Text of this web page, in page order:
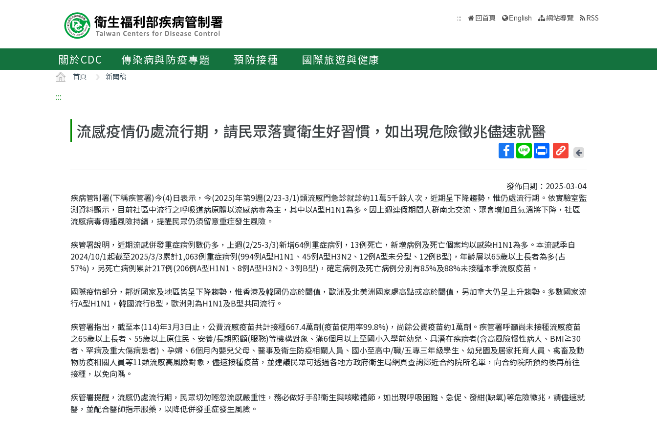
區
::: 回首頁 English 網站導覽 RSS
關於CDC 傳染病與防疫專題 預防接種 國際旅遊與健康
首頁 新聞稿
:::
流感疫情仍處流行期，請民眾落實衛生好習慣，如出現危險徵兆儘速就醫
短
網
址
回
上
頁
發佈日期：2025-03-04
疾病管制署(下稱疾管署)今(4)日表示，今(2025)年第9週(2/23-3/1)類流感門急診就診約11萬5千餘人次，近期呈下降趨勢，惟仍處流行期。依實驗室監
測資料顯示，目前社區中流行之呼吸道病原體以流感病毒為主，其中以A型H1N1為多。因上週連假期間人群南北交流、聚會增加且氣溫將下降，社區
流感病毒傳播風險持續，提醒民眾仍須留意重症發生風險。
疾管署說明，近期流感併發重症病例數仍多，上週(2/25-3/3)新增64例重症病例，13例死亡，新增病例及死亡個案均以感染H1N1為多。本流感季自
2024/10/1起截至2025/3/3累計1,063例重症病例(994例A型H1N1、45例A型H3N2、12例A型未分型、12例B型)，年齡層以65歲以上長者為多(占
57%)，另死亡病例累計217例(206例A型H1N1、8例A型H3N2、3例B型)，確定病例及死亡病例分別有85%及88%未接種本季流感疫苗。
國際疫情部分，鄰近國家及地區皆呈下降趨勢，惟香港及韓國仍高於閾值，歐洲及北美洲國家處高點或高於閾值，另加拿大仍呈上升趨勢。多數國家流
行A型H1N1，韓國流行B型，歐洲則為H1N1及B型共同流行。
疾管署指出，截至本(114)年3月3日止，公費流感疫苗共計接種667.4萬劑(疫苗使用率99.8%)，尚餘公費疫苗約1萬劑。疾管署呼籲尚未接種流感疫苗
之65歲以上長者、55歲以上原住民、安養/長期照顧(服務)等機構對象、滿6個月以上至國小入學前幼兒、具潛在疾病者(含高風險慢性病人、BMI≧30
者、罕病及重大傷病患者)、孕婦、6個月內嬰兒父母、醫事及衛生防疫相關人員、國小至高中/職/五專三年級學生、幼兒園及居家托育人員、禽畜及動
物防疫相關人員等11類流感高風險對象，儘速接種疫苗，並建議民眾可透過各地方政府衛生局網頁查詢鄰近合約院所名單，向合約院所預約後再前往
接種，以免向隅。
疾管署提醒，流感仍處流行期，民眾切勿輕忽流感嚴重性，務必做好手部衛生與咳嗽禮節，如出現呼吸困難、急促、發紺(缺氧)等危險徵兆，請儘速就
醫，並配合醫師指示服藥，以降低併發重症發生風險。